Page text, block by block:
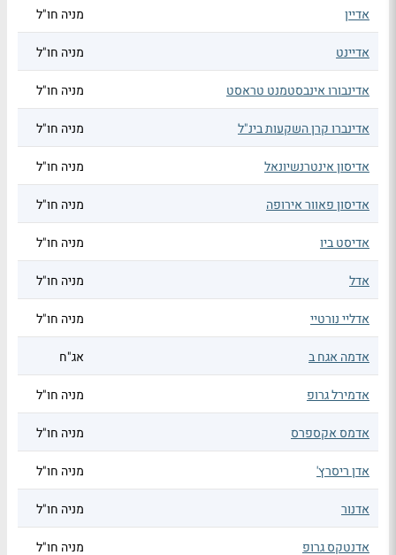
אדיין מניה חו"ל
אדיינט מניה חו"ל
אדינבורו אינבסטמנט טראסט מניה חו"ל
אדינברו קרן השקעות בינ"ל מניה חו"ל
אדיסון אינטרנשיונאל מניה חו"ל
אדיסון פאוור אירופה מניה חו"ל
אדיסט ביו מניה חו"ל
אדל מניה חו"ל
אדליי נורטיי מניה חו"ל
אדמה אגח ב אג"ח
אדמירל גרופ מניה חו"ל
אדמס אקספרס מניה חו"ל
אדן ריסרץ' מניה חו"ל
אדנור מניה חו"ל
אדנטקס גרופ מניה חו"ל